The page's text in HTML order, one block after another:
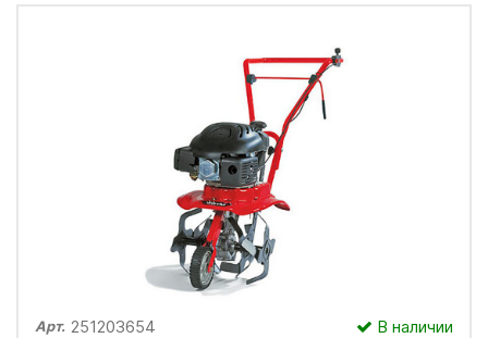
Арт. 251203654 В наличии